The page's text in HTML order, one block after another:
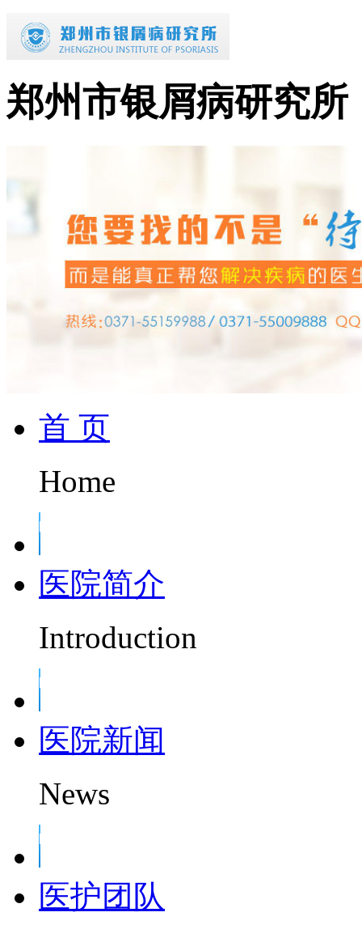
郑州市银屑病研究所
首 页
Home
医院简介
Introduction
医院新闻
News
医护团队